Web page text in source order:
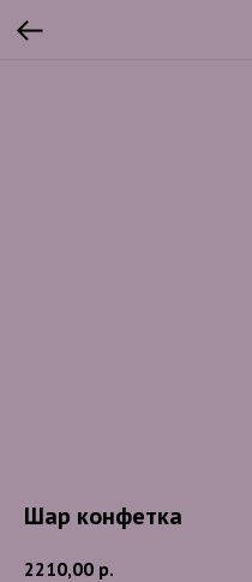
Шар конфетка
2210,00 р.